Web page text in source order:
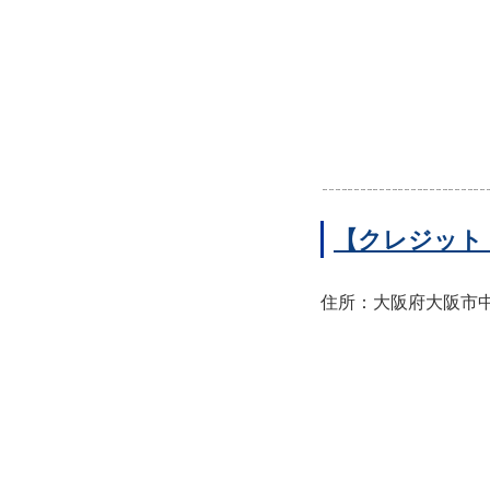
【クレジッ
住所：大阪府大阪市